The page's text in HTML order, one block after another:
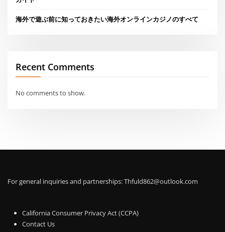
海外で遊ぶ前に知っておきたい海外オンラインカジノのすべて
Recent Comments
No comments to show.
For general inquiries and partnerships:Thfuld862@outlook.com
California Consumer Privacy Act (CCPA)
Contact Us